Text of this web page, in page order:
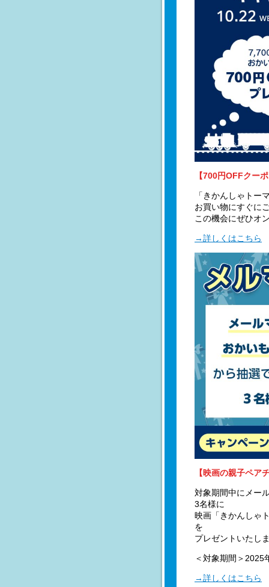
【700円OFFクー
「きかんしゃトー
お買い物にすぐに
この機会にぜひオ
→詳しくはこちら
【映画の親子ペア
対象期間中にメー
3名様に
映画「きかんしゃ
を
プレゼントいたし
＜対象期間＞2025
→詳しくはこちら